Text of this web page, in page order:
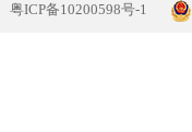
粤ICP备10200598号-1